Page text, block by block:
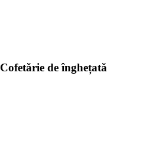
Cofetărie de înghețată